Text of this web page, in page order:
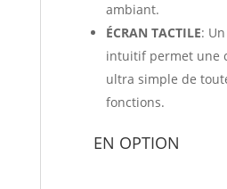
ambiant.
ÉCRAN TACTILE:
intuitif permet une
ultra simple de
fonctions.
EN OPTION